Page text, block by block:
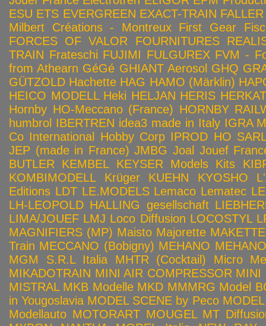
ESU ETS EVERGREEN EXACT-TRAIN FALLER
Milbert Créations - Montreux First Gear
FORCES OF VALOR
FOURNITURES
TRAIN Frateschi FUJIMI FULGUREX FVM -
from Athearn GéGé GHIANT Aerosol GHQ
GÜTZOLD Hachette HAG HAMO (Märklin)
HEICO MODELL Heki HELJAN HERIS HERKAT
Hornby HO-Meccano (France) HORNBY
humbrol IBERTREN idea3 made in Italy IGRA
Co International Hobby Corp IPROD HO
JEP (made in France) JMBG Joal Jouef
BUTLER
KEMBEL KEYSER Models Kits
KOMBIMODELL
Krüger KUEHN KYOSHO
Editions LDT LE.MODELS Lemaco Lematec
LH-LEOPOLD HALLING gesellschaft
LIMA/JOUEF LMJ Loco Diffusion LOCOSTYL
MAGNIFIERS (MP) Maisto Majorette MAKETTE
Train MECCANO (Bobigny) MEHANO
MGM S.R.L Italia
MHTR (Cocktail)
Micro
MIKADOTRAIN MINI AIR COMPRESSOR MINI
MISTRAL MKB Modelle MKD MMMRG Model
in Yougoslavia MODEL SCENE by Peco
Modellauto MOTORART MOUGEL MT